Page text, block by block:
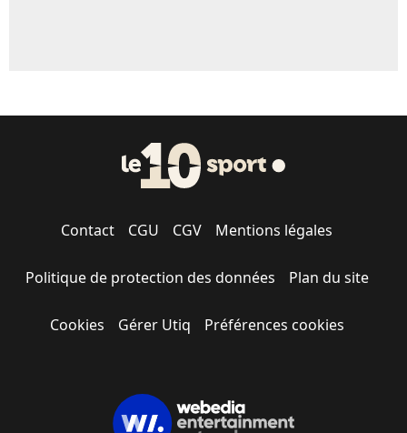
Contact CGU CGV Mentions légales
Politique de protection des données Plan du site
Cookies Gérer Utiq Préférences cookies